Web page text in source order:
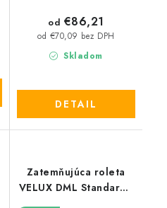
Skladom
od €70,09 bez DPH
od €86,21
DETAIL
Zatemňujúca roleta
VELUX DML Standard -